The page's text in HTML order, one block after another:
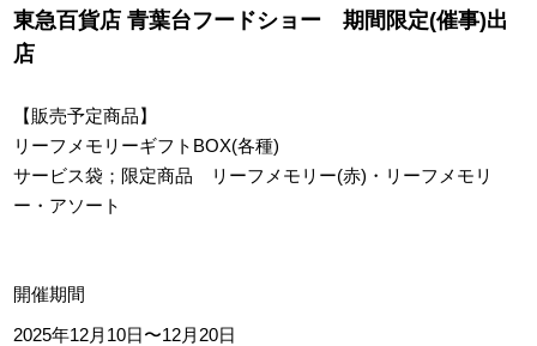
東急百貨店 青葉台フードショー 期間限定(催事)出
店
【販売予定商品】
リーフメモリーギフトBOX(各種)
サービス袋；限定商品 リーフメモリー(赤)・リーフメモリ
ー・アソート
開催期間
2025年12月10日〜12月20日